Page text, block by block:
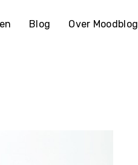
Blog Over Moodblog